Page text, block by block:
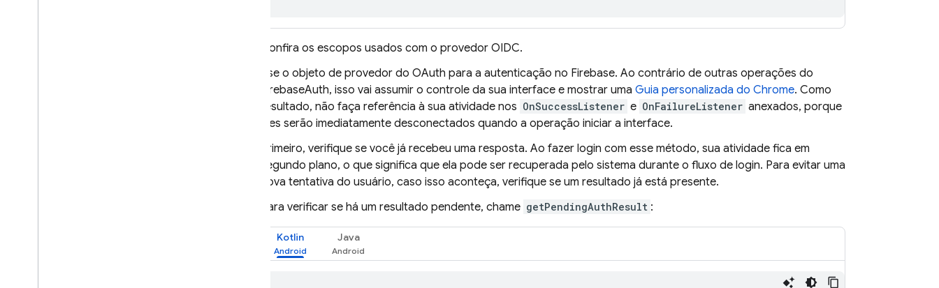
Confira os escopos usados com o provedor OIDC.
Use o objeto de provedor do OAuth para a autenticação no Firebase. Ao contrário de outras operações do
FirebaseAuth, isso vai assumir o controle da sua interface e mostrar uma Guia personalizada do Chrome. Como
resultado, não faça referência à sua atividade nos OnSuccessListener e OnFailureListener anexados, porque
eles serão imediatamente desconectados quando a operação iniciar a interface.
Primeiro, verifique se você já recebeu uma resposta. Ao fazer login com esse método, sua atividade fica em
segundo plano, o que significa que ela pode ser recuperada pelo sistema durante o fluxo de login. Para evitar uma
nova tentativa do usuário, caso isso aconteça, verifique se um resultado já está presente.
Para verificar se há um resultado pendente, chame getPendingAuthResult :
Kotlin Java